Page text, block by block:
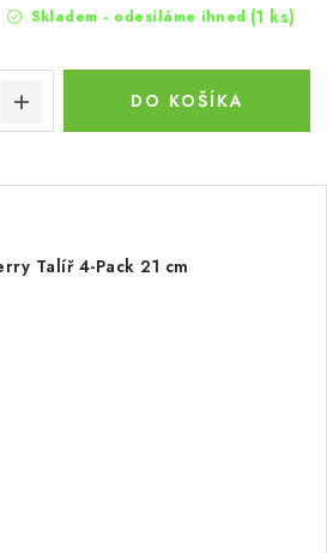
Skladem - odesíláme ihned (1 ks)
DO KOŠÍKA
Talíř 4-Pack 21 cm